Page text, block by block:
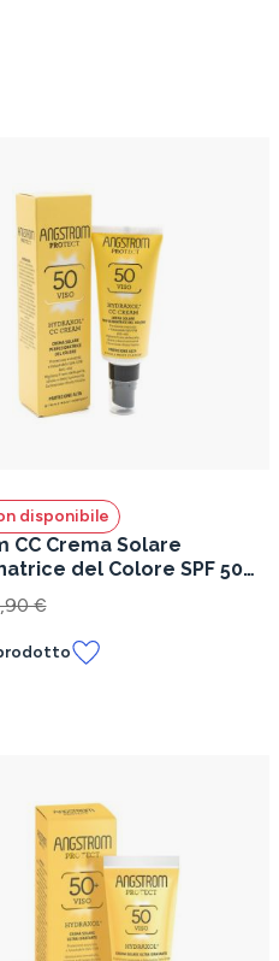
al carrello
disponibile
CC Crema Solare
del Colore SPF 50
Viso 40 ml
€